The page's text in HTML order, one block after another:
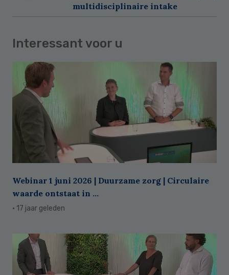
multidisciplinaire intake
Interessant voor u
Webinar 1 juni 2026 | Duurzame zorg | Circulaire
waarde ontstaat in ...
· 17 jaar geleden